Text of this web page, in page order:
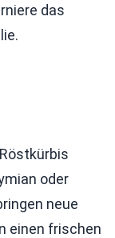
das
oder
neue
einen frischen